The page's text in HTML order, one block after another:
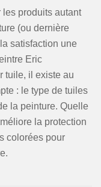
produits autant
(ou dernière
satisfaction une
Eric
tuile, il existe au
: le type de tuiles
la peinture. Quelle
la protection
colorées pour